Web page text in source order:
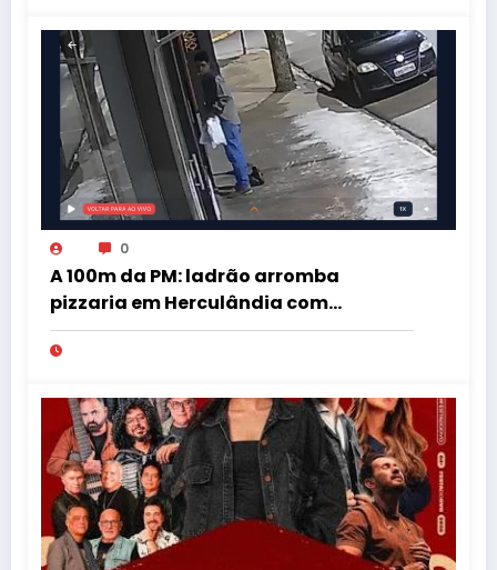
0
A 100m da PM: ladrão arromba
pizzaria em Herculândia com
patinete furtado